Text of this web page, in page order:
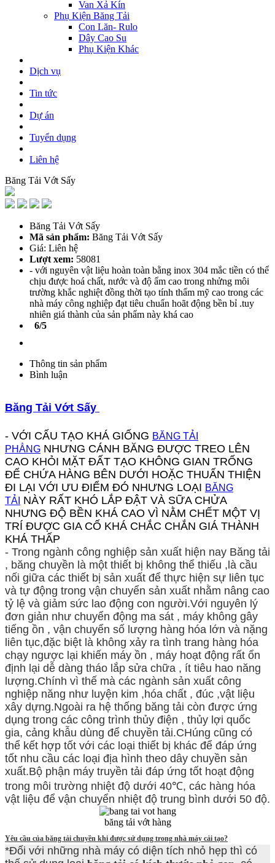
Van Xả Kín
Phụ Kiện Băng Tải
Con Lăn- Rulo
Dây Cao Su
Phụ Kiện Khác
Dịch vụ
Tin tức
Dự án
Tuyển dụng
Liên hệ
Băng Tải Vớt Sấy
Băng Tải Vớt Sấy
Mã sản phẩm: Băng Tải Vớt Sấy
Giá: Liên hệ
Lượt xem: 58081
- với nguyên vật liệu hoàn toàn bằng inox 304 mắc tiền có thể
chịu được hoá chất, nước và độ ẩm cao trong nhửng môi
trường khắc nghiệt đồng thời tạo tính thẩm mỹ cao trong các
nhà máy công nghiệp đạt tiêu chuẩn hoãt động bền bỉ .tuy
nhiên giá thành của sản phẩm này khá cao
6/5
Thông tin sản phẩm
Bình luận
Băng Tải Vớt Sấy
- VỚI CẤU TẠO KHÁ GIỐNG BĂNG TẢI
PHẲNG NHƯNG CÁNH BĂNG ĐƯỢC TREO LÊN
CAO KHỎI MẶT ĐẤT TẠO KHÔNG GIAN TRỐNG
ĐỂ CHỨA HÀNG BÊN DƯỚI HOẶC THUẤN THIỆN
ĐI LẠI VỚI ƯU ĐIỂM ĐÓ NHƯNG LOẠI BĂNG
TẢI NÀY RẤT KHÓ LẮP ĐẬT VÀ SỮA CHỬA
NHƯNG ĐỘ BỀN KHÁ CAO VÌ NẰM CHẾT MỘT VỊ
TRÍ ĐƯỢC GIA CỐ KHÁ CHẮC CHẮN GIÁ THÀNH
KHÁ THẤP
- Trong ngành công nghiệp sản xuất hiện nay Băng tải
, băng chuyền là một thiết bị không thể thiếu ,là cầu
nối giữa các thiết bị sản xuất để thực hiện sự liên tục
và tự động trong vận chuyển sản xuất nhằm nâng cao
tỷ lệ và giảm sức lao động con người.Với nguyên lý
đơn giản như chuyển động ma sát , máy không gây
tiếng ồn , vận chuyển số lượng hàng hóa lớn và nặng
liên tục,đặc biệt là không xảy ra tình trang hàng hóa
chạy ngược lại khiến máy ồn , máy hoạt động rất ổn
định lại dễ dàng tháo lắp sửa chữa , ít tiêu hao năng
lượng.Chính vì thế mà các ngành sản xuất công
nghiệp năng như luyện kim ,hóa chất , đúc ,vật liệu
xây dựng.Ngoài ra hệ thống băng tải còn được ứng
dụng trong các công trình thủy điện , thủy lợi quốc
gia, cảng khẫu dùng để chuyền tải.CHúng cũng có
thể kết hợp tốt với các loại thiết bị khác để đáp ứng
tốt nhu cầu các loại địa hình theo dây chuyền sản
xuất.Bộ phận máy truyền tải đáp ứng tốt hoạt động
trong môi trường nhiệt độ dưới 40℃, các hàng hóa
vật liệu để vận chuyển nhiệt độ trung bình dưới 50 độ.
băng tải vớt hàng
Yêu cầu của băng tải chuyền khi được sử dụng trong nhà máy cải tạo?
*Đối với những nhà máy có diện tích nhỏ hẹp thì có